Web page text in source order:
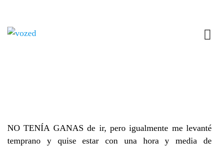
NO TENÍA GANAS de ir, pero igualmente me levanté
temprano y quise estar con una hora y media de